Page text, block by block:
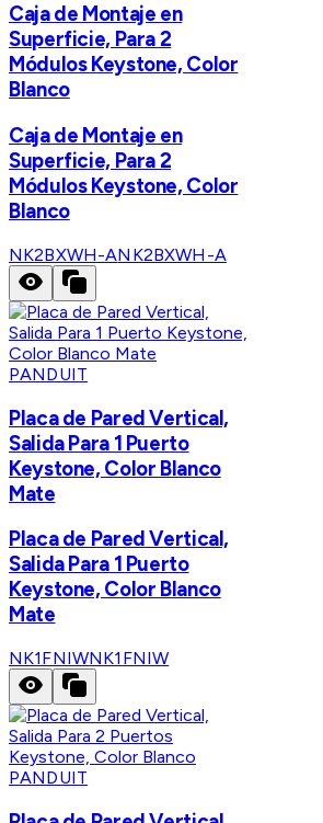
Caja de Montaje en
Superficie, Para 2
Módulos Keystone, Color
Blanco
Caja de Montaje en
Superficie, Para 2
Módulos Keystone, Color
Blanco
NK2BXWH-ANK2BXWH-A
PANDUIT
Placa de Pared Vertical,
Salida Para 1 Puerto
Keystone, Color Blanco
Mate
Placa de Pared Vertical,
Salida Para 1 Puerto
Keystone, Color Blanco
Mate
NK1FNIWNK1FNIW
PANDUIT